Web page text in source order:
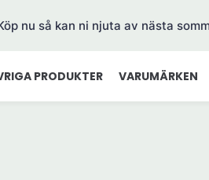
nu så kan ni njuta av nästa
PRODUKTER VARUMÄRKEN